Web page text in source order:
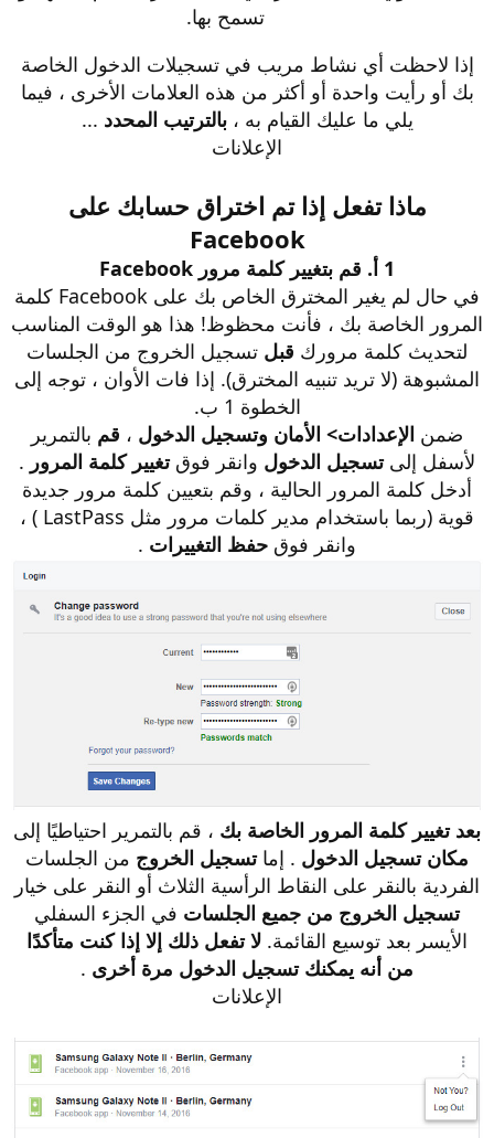
تسمح بها.
إذا لاحظت أي نشاط مريب في تسجيلات الدخول الخاصة
بك أو رأيت واحدة أو أكثر من هذه العلامات الأخرى ، فيما
يلي ما عليك القيام به ،بالترتيب المحدد ...
الإعلانات
ماذا تفعل إذا تم اختراق حسابك على
Facebook
1 أ. قم بتغيير كلمة مرور Facebook
في حال لم يغير المخترق الخاص بك على Facebook كلمة
المرور الخاصة بك ، فأنت محظوظ! هذا هو الوقت المناسب
لتحديث كلمة مرورك قبل تسجيل الخروج من الجلسات
المشبوهة (لا تريد تنبيه المخترق). إذا فات الأوان ، توجه إلى
الخطوة 1 ب.
ضمن الإعدادات> الأمان وتسجيل الدخول ، قم بالتمرير
لأسفل إلىتسجيل الدخول وانقر فوقتغيير كلمة المرور .
أدخل كلمة المرور الحالية ، وقم بتعيين كلمة مرور جديدة
قوية (ربما باستخدام مدير كلمات مرور مثل LastPass ) ،
وانقر فوق حفظ التغييرات .
بعد تغيير كلمة المرور الخاصة بك ، قم بالتمرير احتياطيًا إلى
مكان تسجيل الدخول . إماتسجيل الخروج من الجلسات
الفردية بالنقر على النقاط الرأسية الثلاث أو النقر على خيار
تسجيل الخروج من جميع الجلسات في الجزء السفلي
الأيسر بعد توسيع القائمة. لا تفعل ذلك إلا إذا كنت متأكدًا
من أنه يمكنك تسجيل الدخول مرة أخرى .
الإعلانات